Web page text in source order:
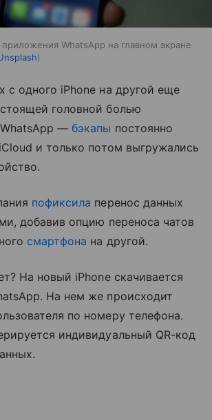
WhatsApp на главном экране
с одного iPhone на другой еще
головной болью
WhatsApp —бэкапы постоянно
и только потом выгружались
пофиксила перенос данных
добавив опцию переноса чатов
смартфона на другой.
На новый iPhone скачивается
На нем же происходит
по номеру телефона.
индивидуальный QR-код